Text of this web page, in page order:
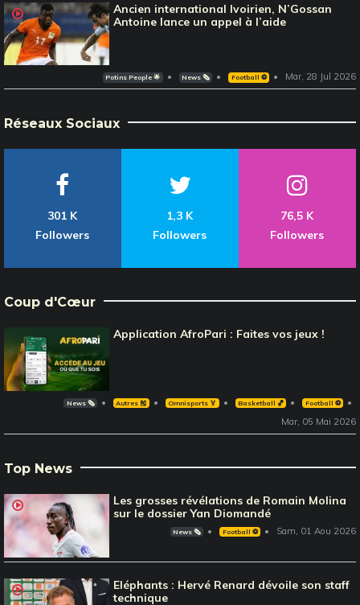
Ancien international Ivoirien, N’Gossan
Antoine lance un appel à l’aide
Potins People 🌟 News 🗞️ Football ⚽️ Mar, 28 Jul 2026
Réseaux Sociaux
301 K
Followers
1,3 K
Followers
76,5 K
Followers
Coup d'Cœur
Application AfroPari : Faites vos jeux !
News 🗞️ Autres 🎽 Omnisports 🏅 Basketball 🏀 Football ⚽️
Mar, 05 Mai 2026
Top News
Les grosses révélations de Romain Molina
sur le dossier Yan Diomandé
News 🗞️ Football ⚽️ Sam, 01 Aou 2026
Eléphants : Hervé Renard dévoile son staff
technique